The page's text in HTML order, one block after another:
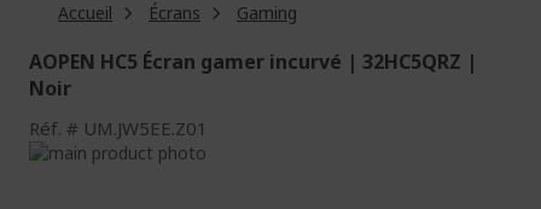
Accueil Écrans Gaming
AOPEN HC5 Écran gamer incurvé | 32HC5QRZ |
Noir
Réf. UM.JW5EE.Z01
Passer